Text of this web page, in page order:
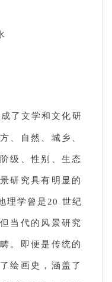
了文学和文化研
、自然、城乡、
级、性别、生态
研究具有明显的
理学曾是20 世纪
当代的风景研究
。即便是传统的
绘画史，涵盖了